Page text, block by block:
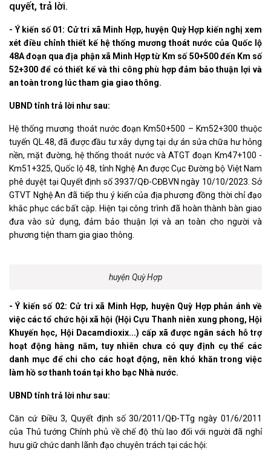
quyết, trả lời.
- Ý kiến số 01: Cử tri xã Minh Hợp, huyện Quỳ Hợp kiến nghị xem
xét điều chỉnh thiết kế hệ thống mương thoát nước của Quốc lộ
48A đoạn qua địa phận xã Minh Hợp từ Km số 50+500 đến Km số
52+300 để có thiết kế và thi công phù hợp đảm bảo thuận lợi và
an toàn trong lúc tham gia giao thông.
UBND tỉnh trả lời như sau:
Hệ thống mương thoát nước đoạn Km50+500 – Km52+300 thuộc
tuyến QL.48, đã được đầu tư xây dựng tại dự án sửa chữa hư hỏng
nền, mặt đường, hệ thống thoát nước và ATGT đoạn Km47+100 -
Km51+325, Quốc lộ 48, tỉnh Nghệ An được Cục Đường bộ Việt Nam
phê duyệt tại Quyết định số 3937/QĐ-CĐBVN ngày 10/10/2023. Sở
GTVT Nghệ An đã tiếp thu ý kiến của địa phương đồng thời chỉ đạo
khắc phục các bất cập. Hiện tại công trình đã hoàn thành bàn giao
đưa vào sử dụng, đảm bảo thuận lợi và an toàn cho người và
phương tiện tham gia giao thông.
huyện Quỳ Hợp
- Ý kiến số 02: Cử tri xã Minh Hợp, huyện Quỳ Hợp phản ánh về
việc các tổ chức hội xã hội (Hội Cựu Thanh niên xung phong, Hội
Khuyến học, Hội Dacamdioxix...) cấp xã được ngân sách hỗ trợ
hoạt động hàng năm, tuy nhiên chưa có quy định cụ thể các
danh mục để chi cho các hoạt động, nên khó khăn trong việc
làm hồ sơ thanh toán tại kho bạc Nhà nước.
UBND tỉnh trả lời như sau:
Căn cứ Điều 3, Quyết định số 30/2011/QĐ-TTg ngày 01/6/2011
của Thủ tướng Chính phủ về chế độ thù lao đối với người đã nghỉ
hưu giữ chức danh lãnh đạo chuyên trách tại các hội: